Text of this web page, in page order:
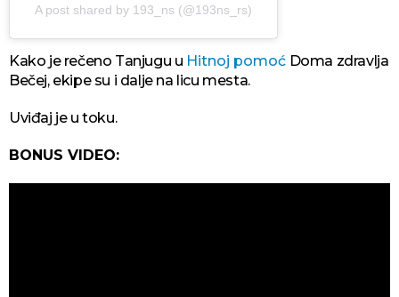
A post shared by 193_ns (@193ns_rs)
Kako je rečeno Tanjugu u Hitnoj pomoć Doma zdravlja
Bečej, ekipe su i dalje na licu mesta.
Uviđaj je u toku.
BONUS VIDEO: